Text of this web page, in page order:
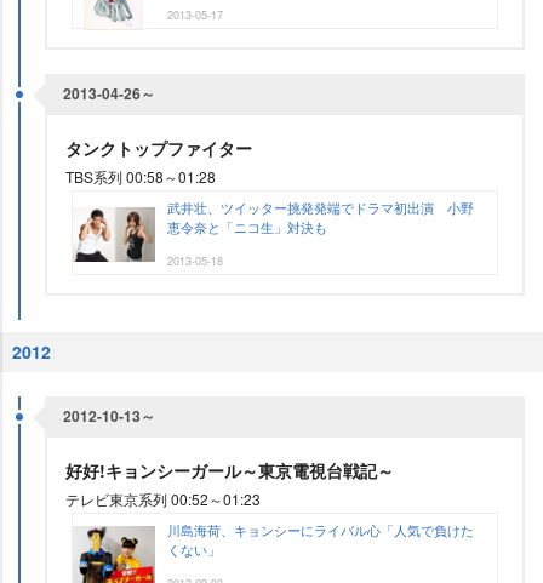
2013-05-17
2013-04-26～
タンクトップファイター
TBS系列 00:58～01:28
武井壮、ツイッター挑発発端でドラマ初出演 小野
恵令奈と「ニコ生」対決も
2013-05-18
2012
2012-10-13～
好好!キョンシーガール～東京電視台戦記～
テレビ東京系列 00:52～01:23
川島海荷、キョンシーにライバル心「人気で負けた
くない」